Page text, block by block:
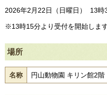
2026年2月22日（日曜日） 13時
※13時15分より受付を開始します
場所
名称 円山動物園 キリン館2階